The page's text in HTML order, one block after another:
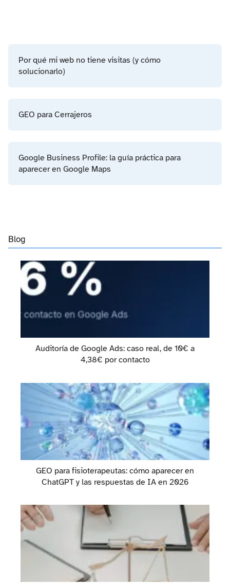
Por qué mi web no tiene visitas (y cómo
solucionarlo)
GEO para Cerrajeros
Google Business Profile: la guía práctica para
aparecer en Google Maps
Blog
Auditoría de Google Ads: caso real, de 10€ a
4,38€ por contacto
GEO para fisioterapeutas: cómo aparecer en
ChatGPT y las respuestas de IA en 2026